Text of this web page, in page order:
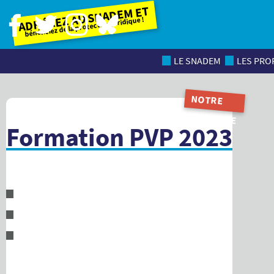
Adhérez au SNADEM et
bénéficiez de la protection juridique !
LE SNADEM LES
Formation PVP 2023
NOTRE
MAGAZINE